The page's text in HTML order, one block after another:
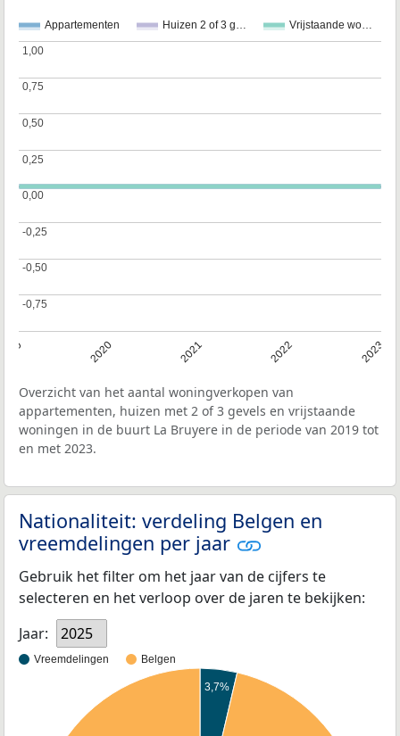
Appartementen Huizen 2 of 3 g… Vrijstaande wo…
2020 2021 2022 2023
-0,75
-0,75
-0,50
-0,50
-0,25
-0,25
0,00
0,00
0,25
0,25
0,50
0,50
0,75
0,75
1,00
1,00
Overzicht van het aantal woningverkopen van
appartementen, huizen met 2 of 3 gevels en vrijstaande
woningen in de buurt La Bruyere in de periode van 2019 tot
en met 2023.
Nationaliteit: verdeling Belgen en
vreemdelingen per jaar
Gebruik het filter om het jaar van de cijfers te
selecteren en het verloop over de jaren te bekijken:
Jaar:
2025
Vreemdelingen Belgen
3,7%